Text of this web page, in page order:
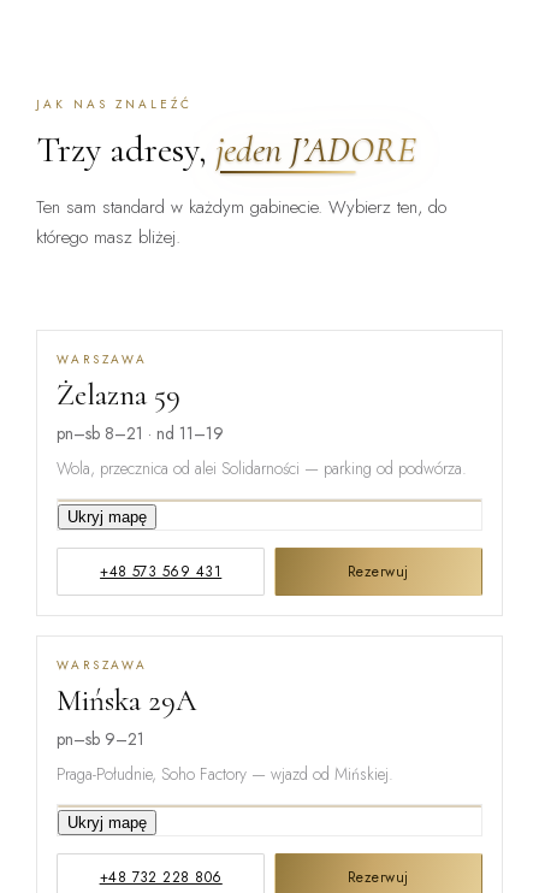
JAK NAS ZNALEŹĆ
Trzy adresy, jeden J’ADORE
Ten sam standard w każdym gabinecie. Wybierz ten, do
którego masz bliżej.
WARSZAWA
Żelazna 59
pn–sb 8–21 · nd 11–19
Wola, przecznica od alei Solidarności — parking od podwórza.
GRZYBOWSKA
ŻELAZNA
Ukryj mapę
+48 573 569 431 Rezerwuj
WARSZAWA
Mińska 29A
pn–sb 9–21
Praga-Południe, Soho Factory — wjazd od Mińskiej.
ŻUPNICZA
Ukryj mapę
+48 732 228 806 Rezerwuj